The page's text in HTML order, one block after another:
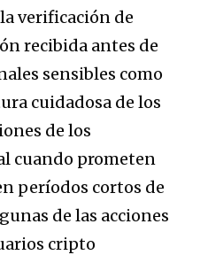
verificación de
recibida antes de
sensibles como
cuidadosa de los
de los
cuando prometen
períodos cortos de
de las acciones
cripto